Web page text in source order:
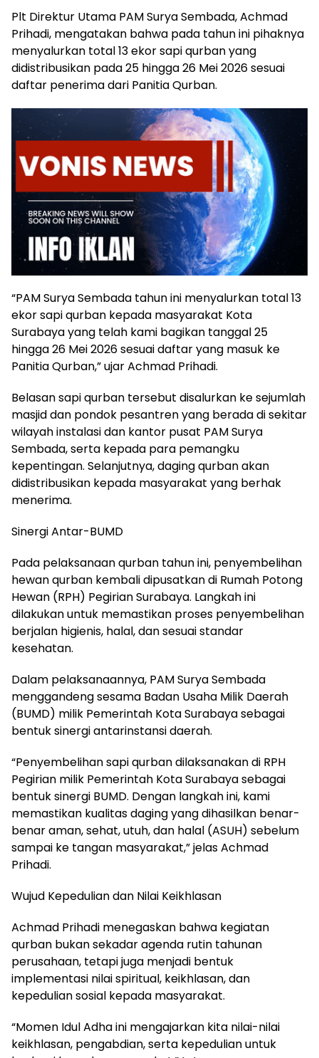
Plt Direktur Utama PAM Surya Sembada, Achmad
Prihadi, mengatakan bahwa pada tahun ini pihaknya
menyalurkan total 13 ekor sapi qurban yang
didistribusikan pada 25 hingga 26 Mei 2026 sesuai
daftar penerima dari Panitia Qurban.
“PAM Surya Sembada tahun ini menyalurkan total 13
ekor sapi qurban kepada masyarakat Kota
Surabaya yang telah kami bagikan tanggal 25
hingga 26 Mei 2026 sesuai daftar yang masuk ke
Panitia Qurban,” ujar Achmad Prihadi.
Belasan sapi qurban tersebut disalurkan ke sejumlah
masjid dan pondok pesantren yang berada di sekitar
wilayah instalasi dan kantor pusat PAM Surya
Sembada, serta kepada para pemangku
kepentingan. Selanjutnya, daging qurban akan
didistribusikan kepada masyarakat yang berhak
menerima.
Sinergi Antar-BUMD
Pada pelaksanaan qurban tahun ini, penyembelihan
hewan qurban kembali dipusatkan di Rumah Potong
Hewan (RPH) Pegirian Surabaya. Langkah ini
dilakukan untuk memastikan proses penyembelihan
berjalan higienis, halal, dan sesuai standar
kesehatan.
Dalam pelaksanaannya, PAM Surya Sembada
menggandeng sesama Badan Usaha Milik Daerah
(BUMD) milik Pemerintah Kota Surabaya sebagai
bentuk sinergi antarinstansi daerah.
“Penyembelihan sapi qurban dilaksanakan di RPH
Pegirian milik Pemerintah Kota Surabaya sebagai
bentuk sinergi BUMD. Dengan langkah ini, kami
memastikan kualitas daging yang dihasilkan benar-
benar aman, sehat, utuh, dan halal (ASUH) sebelum
sampai ke tangan masyarakat,” jelas Achmad
Prihadi.
Wujud Kepedulian dan Nilai Keikhlasan
Achmad Prihadi menegaskan bahwa kegiatan
qurban bukan sekadar agenda rutin tahunan
perusahaan, tetapi juga menjadi bentuk
implementasi nilai spiritual, keikhlasan, dan
kepedulian sosial kepada masyarakat.
“Momen Idul Adha ini mengajarkan kita nilai-nilai
keikhlasan, pengabdian, serta kepedulian untuk